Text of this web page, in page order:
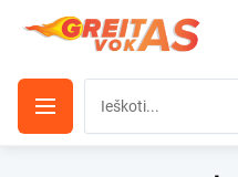
prie